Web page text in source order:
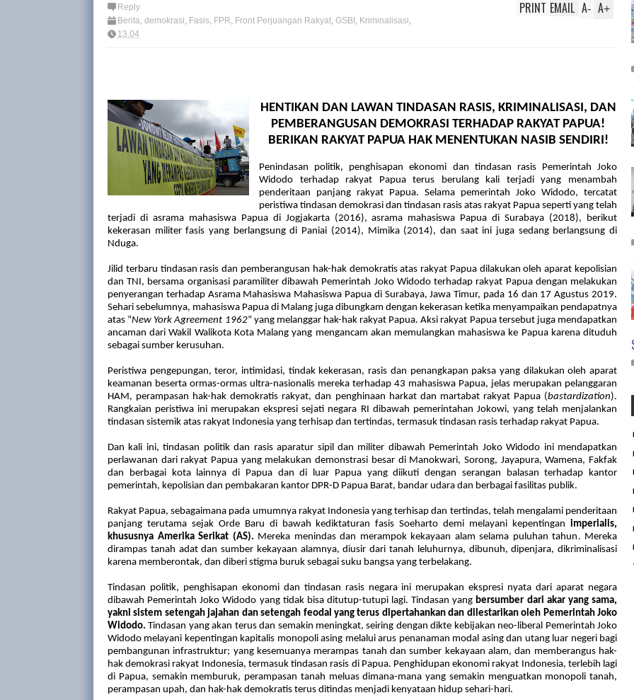
Reply
Berita, demokrasi, Fasis, FPR, Front Perjuangan Rakyat, GSBI , Kriminalisasi,
Menentukan Nasib Sendiri
13.04
A+
A-
EMAIL
PRINT
HENTIKAN DAN LAWAN TINDASAN RASIS, KRIMINALISASI, DAN
PEMBERANGUSAN DEMOKRASI TERHADAP RAKYAT PAPUA!
BERIKAN RAKYAT PAPUA HAK MENENTUKAN NASIB SENDIRI!
Penindasan politik, penghisapan ekonomi dan tindasan rasis Pemerintah Joko
Widodo terhadap rakyat Papuaterus berulang kali terjadi yang menambah
penderitaan panjang rakyat Papua. Selama pemerintah Joko Widodo, tercatat
peristiwa tindasan demokrasi dan tindasan rasis atas rakyat Papua seperti yang telah
terjadi di asrama mahasiswa Papua di Jogjakarta (2016), asrama mahasiswa Papua di Surabaya (2018), berikut
kekerasan militer fasis yang berlangsung di Paniai (2014), Mimika (2014), dan saat ini juga sedang berlangsung di
Nduga.
Jilid terbaru tindasan rasis dan pemberangusan hak-hak demokratis atas rakyat Papua dilakukan olehaparat kepolisian
dan TNI, bersama organisasi paramiliterdibawah Pemerintah Joko Widodoterhadap rakyat Papua dengan melakukan
penyerangan terhadap Asrama Mahasiswa Mahasiswa Papua di Surabaya, Jawa Timur, pada 16 dan 17 Agustus 2019.
Sehari sebelumnya, mahasiswa Papua di Malang juga dibungkam dengan kekerasan ketika menyampaikan pendapatnya
atas “New York Agreement 1962” yang melanggar hak-hak rakyat Papua. Aksi rakyat Papua tersebut juga mendapatkan
ancaman dari Wakil Walikota Kota Malangyang mengancam akan memulangkan mahasiswa ke Papuakarena dituduh
sebagai sumber kerusuhan.
Peristiwa pengepungan, teror, intimidasi, tindak kekerasan, rasis dan penangkapan paksa yang dilakukan oleh aparat
keamanan beserta ormas-ormas ultra-nasionalis mereka terhadap 43 mahasiswa Papua, jelas merupakan pelanggaran
HAM, perampasan hak-hak demokratis rakyat, dan penghinaan harkat dan martabat rakyat Papua (bastardization).
Rangkaian peristiwa ini merupakan ekspresisejati negara RI dibawah pemerintahan Jokowi, yang telah menjalankan
tindasan sistemik atas rakyat Indonesia yang terhisap dan tertindas, termasuk tindasan rasis terhadap rakyat Papua.
Dan kali ini, tindasan politik dan rasis aparatur sipil dan militer dibawah Pemerintah Joko Widodo ini mendapatkan
perlawanan dari rakyat Papua yang melakukan demonstrasi besar di Manokwari, Sorong, Jayapura, Wamena, Fakfak
dan berbagai kota lainnya di Papua dan di luar Papua yang diikuti dengan serangan balasan terhadap kantor
pemerintah, kepolisian dan pembakaran kantor DPR-D Papua Barat, bandar udara dan berbagai fasilitas publik.
Rakyat Papua, sebagaimana pada umumnya rakyat Indonesia yang terhisap dan tertindas, telah mengalami penderitaan
panjang terutama sejak Orde Baru di bawah kediktaturan fasis Soeharto demi melayani kepentingan imperialis,
khususnya Amerika Serikat (AS). Mereka menindas dan merampok kekayaan alam selama puluhan tahun . Mereka
dirampas tanah adatdan sumber kekayaan alamnya, diusirdari tanah leluhurnya, dibunuh,dipenjara, dikriminalisasi
karena memberontak, dan diberi stigma buruk sebagai suku bangsa yang terbelakang.
Tindasan politik, penghisapan ekonomi dan tindasan rasis negara ini merupakan ekspresi nyatadariaparat negara
dibawah Pemerintah Joko Widodo yang tidak bisa ditutup-tutupi lagi. Tindasan yangbersumber dari akar yang sama,
yakni sistem setengah jajahan dan setengah feodal yang terus dipertahankan dan dilestarikan oleh Pemerintah Joko
Widodo. Tindasan yang akan terus dan semakin meningkat, seiring dengan dikte kebijakan neo-liberal Pemerintah Joko
Widodo melayani kepentingan kapitalis monopoli asing melalui arus penanaman modal asing dan utang luar negeri bagi
pembangunan infrastruktur; yang kesemuanya merampas tanah dan sumber kekayaan alam, dan memberangus hak-
hak demokrasi rakyat Indonesia, termasuk tindasan rasis di Papua. Penghidupanekonomi rakyat Indonesia, terlebih lagi
di Papua, semakin memburuk, perampasan tanah meluas dimana-mana yang semakin menguatkan monopoli tanah,
perampasan upah, dan hak-hak demokratis terus ditindas menjadi kenyataan hidup sehari-hari.